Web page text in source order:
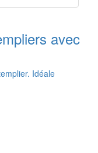
avec
Idéale